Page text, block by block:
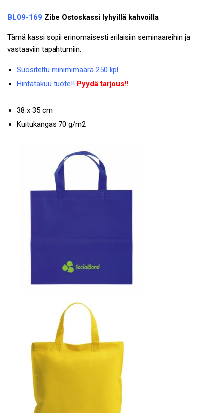
BL09-169 Zibe Ostoskassi lyhyillä kahvoilla
Tämä kassi sopii erinomaisesti erilaisiin seminaareihin ja
vastaaviin tapahtumiin.
Suositeltu minimimäärä 250 kpl
Hintatakuu tuote!! Pyydä tarjous!!
38 x 35 cm
Kuitukangas 70 g/m2